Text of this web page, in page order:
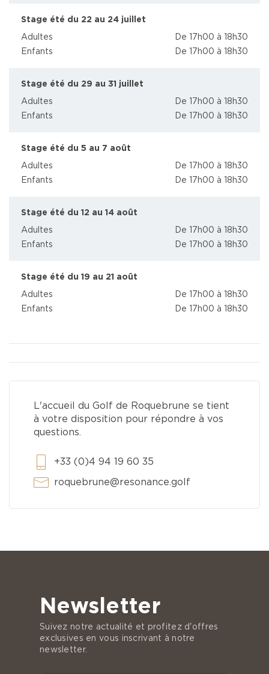
Stage été du 22 au 24 juillet
Adultes
De 17h00 à 18h30
Enfants
De 17h00 à 18h30
Stage été du 29 au 31 juillet
Adultes
De 17h00 à 18h30
Enfants
De 17h00 à 18h30
Stage été du 5 au 7 août
Adultes
De 17h00 à 18h30
Enfants
De 17h00 à 18h30
Stage été du 12 au 14 août
Adultes
De 17h00 à 18h30
Enfants
De 17h00 à 18h30
Stage été du 19 au 21 août
Adultes
De 17h00 à 18h30
Enfants
De 17h00 à 18h30
L'accueil du Golf de Roquebrune se tient
à votre disposition pour répondre à vos
questions.
+33 (0)4 94 19 60 35
roquebrune@resonance.golf
Newsletter
Suivez notre actualité et profitez d'offres
exclusives en vous inscrivant à notre
newsletter.